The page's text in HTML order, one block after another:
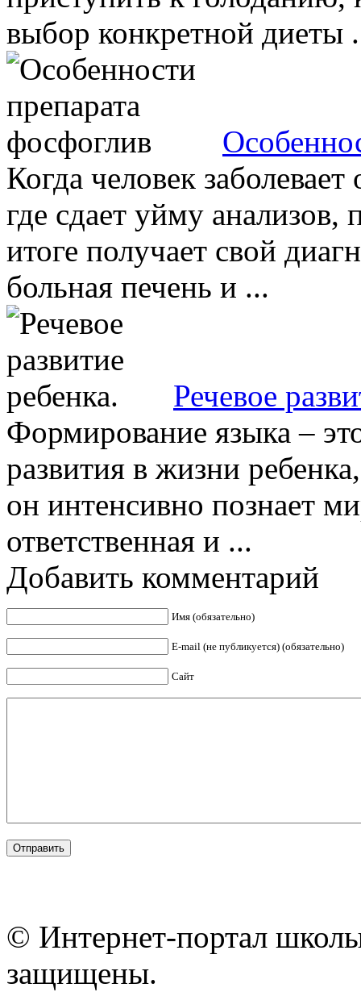
выбор конкретной диеты
Когда человек
где сдает уйму
итоге получает свой
больная печень и ...
Речевое
Формирование языка –
развития в жизни
он интенсивно познает
ответственная и ...
Добавить комментарий
Имя (обязательно)
E-mail (не публикуется) (обязательно)
Сайт
© Интернет-портал
защищены.